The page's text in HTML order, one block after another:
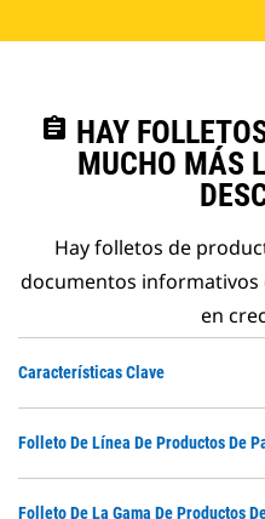
assignment HAY
MUCHO MÁS
Hay folletos de
documentos informativos
en
Características Clave
Folleto De Línea De Productos De
Folleto De La Gama De Productos